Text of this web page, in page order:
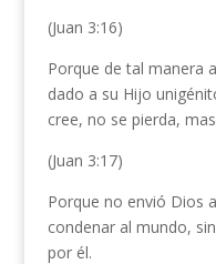
(Juan 3:16)
Porque de tal manera
dado a su Hijo
cree, no se pierda,
(Juan 3:17)
Porque no envió Dios
condenar al mundo,
por él.